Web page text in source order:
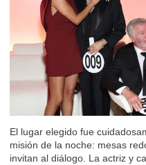
El lugar elegido fue
misión de la noche: mesas
invitan al diálogo. La actriz y